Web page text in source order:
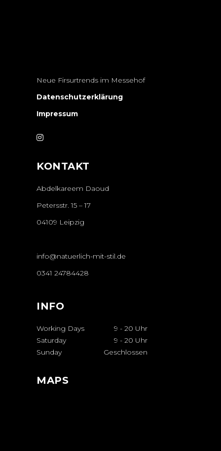
Neue Firsurtrends im Messehof
Datenschutzerklärung
Impressum
KONTAKT
Abdelkareem Daoud
Petersstr. 15 – 17
04109 Leipzig
info@natuerlich-mit-stil.de
0341 24784428
INFO
Working Days 9 - 20 Uhr
Saturday
9 - 20 Uhr
Sunday
Geschlossen
MAPS